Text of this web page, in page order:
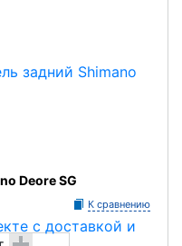
Deore SG
К сравнению
+